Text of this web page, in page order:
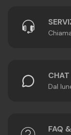
Dal
FAQ